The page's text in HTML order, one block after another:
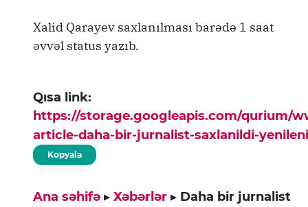
Xalid Qarayev saxlanılması barədə 1 saat
əvvəl status yazıb.
Qısa link:
https://storage.googleapis.com/qurium/
article-daha-bir-jurnalist-saxlanildi-
Kopyala
Ana səhifə ▸ Xəbərlər ▸ Daha bir jurnalist